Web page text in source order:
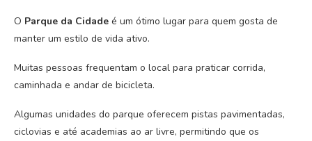
O Parque da Cidade é um ótimo lugar para quem gosta de
manter um estilo de vida ativo.
Muitas pessoas frequentam o local para praticar corrida,
caminhada e andar de bicicleta.
Algumas unidades do parque oferecem pistas pavimentadas,
ciclovias e até academias ao ar livre, permitindo que os